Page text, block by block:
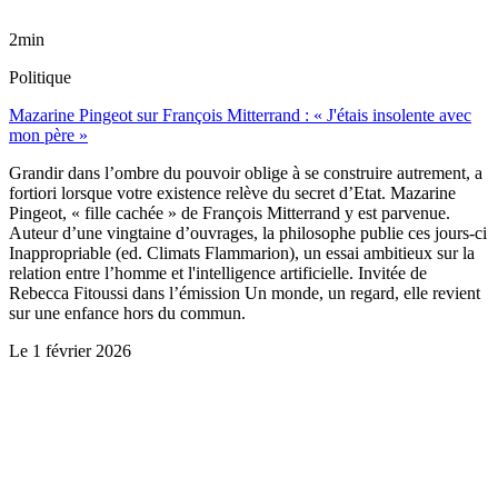
2min
Politique
Mazarine Pingeot sur François Mitterrand : « J'étais insolente avec
mon père »
Grandir dans l’ombre du pouvoir oblige à se construire autrement, a
fortiori lorsque votre existence relève du secret d’Etat. Mazarine
Pingeot, « fille cachée » de François Mitterrand y est parvenue.
Auteur d’une vingtaine d’ouvrages, la philosophe publie ces jours-ci
Inappropriable (ed. Climats Flammarion), un essai ambitieux sur la
relation entre l’homme et l'intelligence artificielle. Invitée de
Rebecca Fitoussi dans l’émission Un monde, un regard, elle revient
sur une enfance hors du commun.
Le 1 février 2026